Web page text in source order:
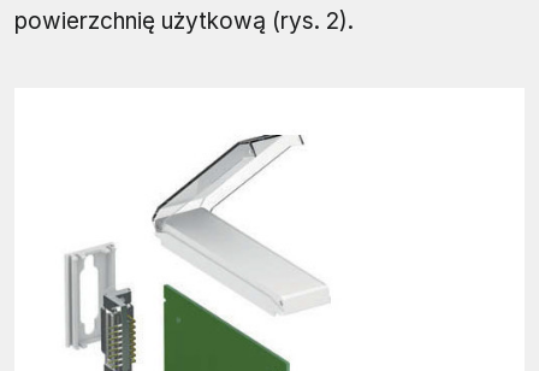
powierzchnię użytkową (rys. 2).